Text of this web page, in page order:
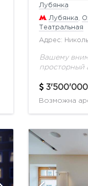
Лубянка
Лубянка
Театральная
Адрес:
Вашему
просторный
доме XIX
124 кв.м на
3'500'000
Возможна